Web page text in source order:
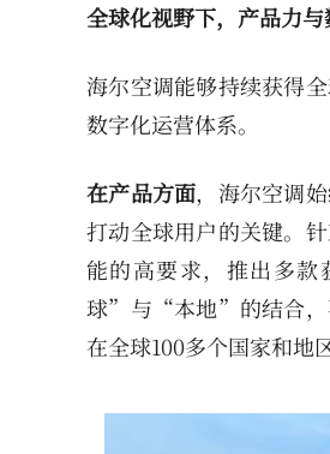
全球化视野下，产品力
海尔空调能够持续获得
数字化运营体系。
在产品方面，海尔空调
打动全球用户的关键。
能的高要求，推出多
球”与“本地”的结合，
在全球100多个国家和地